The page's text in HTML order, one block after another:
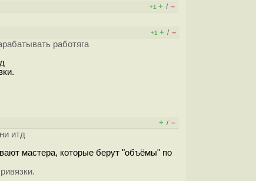
+1 + / –
+1 + / –
работяга
+ / –
итд
мастера, которые берут "объёмы" по